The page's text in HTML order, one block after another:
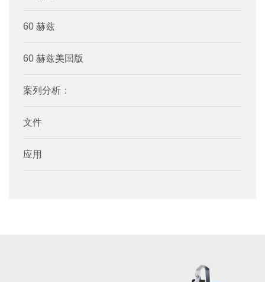
60 赫兹
60 赫兹美国版
案列分析：
文件
应用